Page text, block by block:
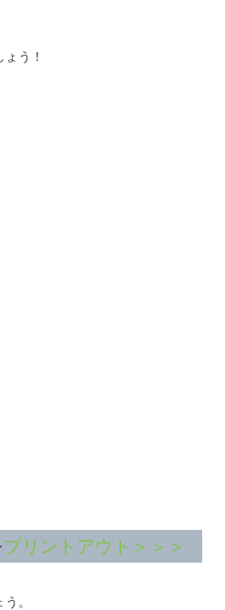
う！
プリントアウト＞＞＞
。